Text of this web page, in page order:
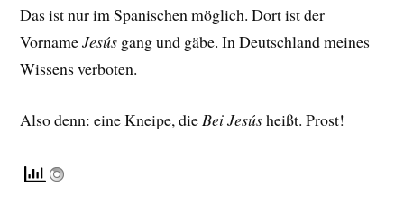
Das ist nur im Spanischen möglich. Dort ist der
VornameJesús gang und gäbe. In Deutschland meines
Wissens verboten.
Also denn: eine Kneipe, dieBei Jesúsheißt. Prost!